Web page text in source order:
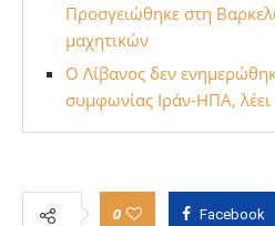
Προσγειώθηκε στη
μαχητικών
Ο Λίβανος δεν
συμφωνίας Ιράν-ΗΠΑ,
0 Facebook